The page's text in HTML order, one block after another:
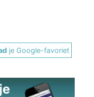
je Google-favoriet